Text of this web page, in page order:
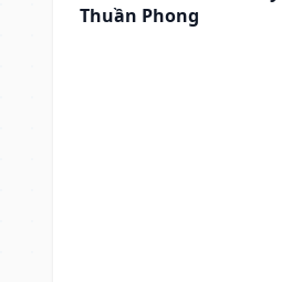
Thuần Phong